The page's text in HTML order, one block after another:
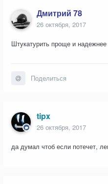
Дмитрий 78
26 октября, 2017
Штукатурить проще и надежнее
Поделиться
tipx
26 октября, 2017
да думал чтоб если потечет,